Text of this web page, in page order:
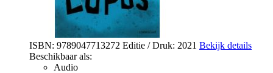
ISBN: 9789047713272 Editie / Druk: 2021 Bekijk details
Beschikbaar als:
Audio